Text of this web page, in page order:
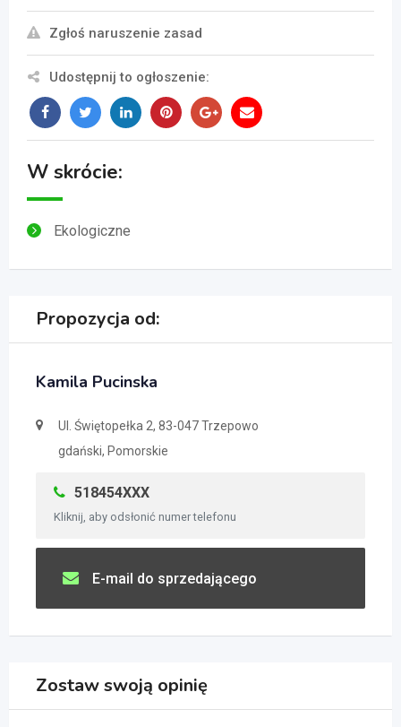
Zgłoś naruszenie zasad
Udostępnij to ogłoszenie:
W skrócie:
Ekologiczne
Propozycja od:
Kamila Pucinska
Ul. Świętopełka 2, 83-047 Trzepowo
gdański, Pomorskie
518454XXX
Kliknij, aby odsłonić numer telefonu
E-mail do sprzedającego
Zostaw swoją opinię